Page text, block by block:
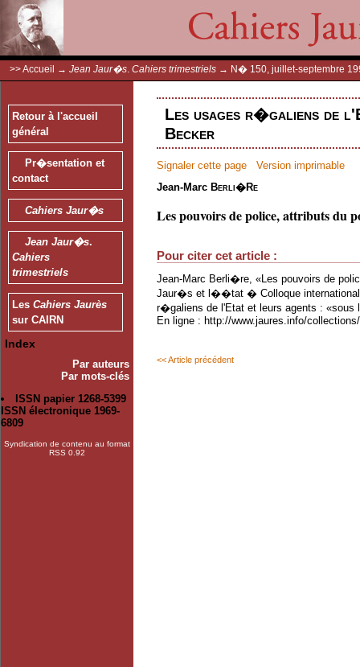
>>Accueil → Jean Jaur�s. Cahiers trimestriels → N� 150, juillet-septembre
Retour à l'accueil
général
Pr�sentation et
contact
Cahiers Jaur�s
Jean Jaur�s.
Cahiers
trimestriels
Les Cahiers Jaurès
sur CAIRN
Index
Par auteurs
Par mots-clés
ISSN papier 1268-5399
ISSN électronique 1969-
6809
Syndication de contenu au format
RSS 0.92
Les usages r�galiens de
Becker
Signaler cette page
Version imprimable
Jean-Marc Berli�re
Les pouvoirs de police, attributs du
Pour citer cet article :
Jean-Marc Berli�re, «Les pouvoirs de
Jaur�s et l��tat � Colloque
r�galiens de l'Etat et leurs agents : «sous
En ligne : http://www.jaures.info/
<< Article précédent